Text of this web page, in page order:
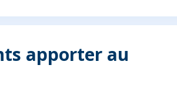
apporter au